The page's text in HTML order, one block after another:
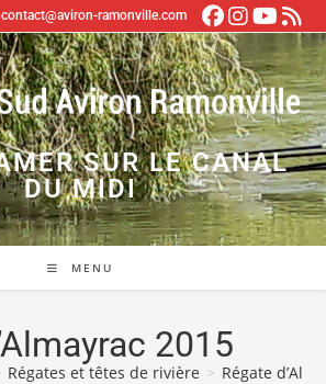
contact@aviron-ramonville.com
SUR LE CANAL
DU MIDI
MENU
2015
Régates et têtes de rivière > Régate